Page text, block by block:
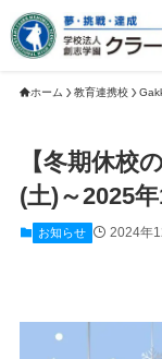
ホーム 教育連携校
【冬期休校
(土)～2025
お知らせ 2024年